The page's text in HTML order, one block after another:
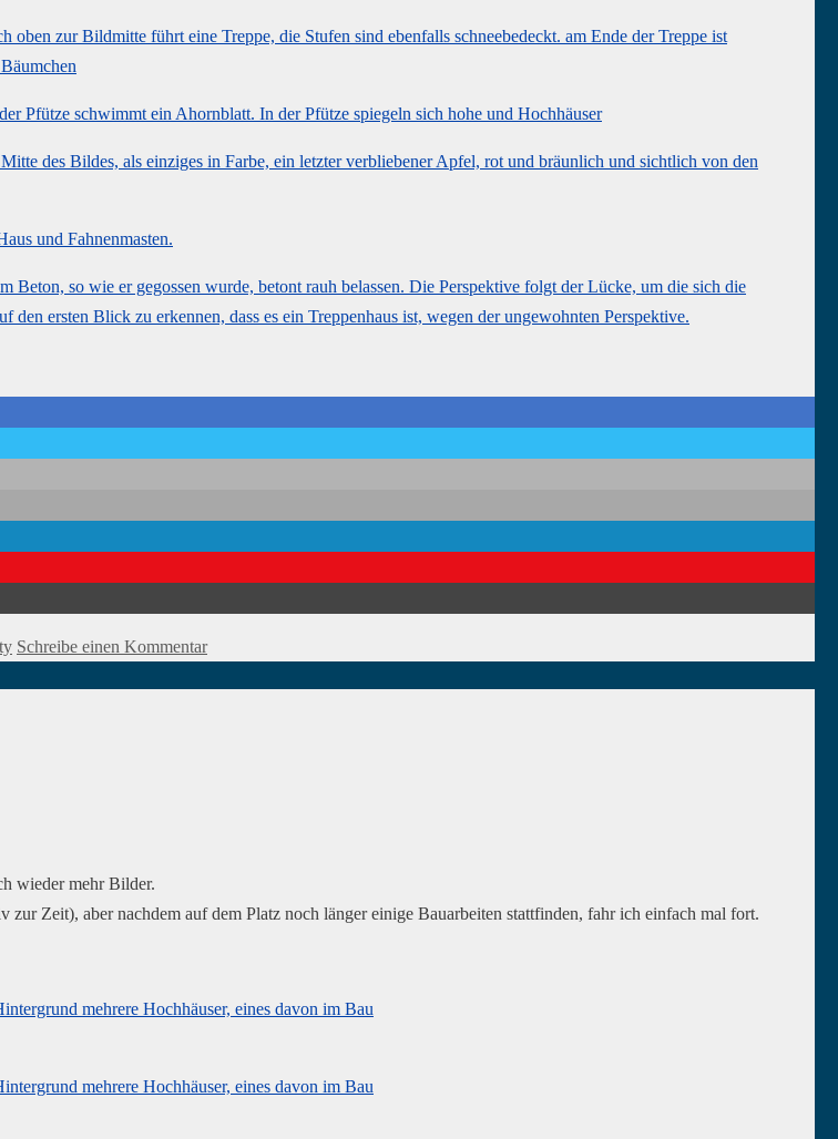
Schreibe einen Kommentar
wieder mehr Bilder.
Zeit), aber nachdem auf dem Platz noch länger einige Bauarbeiten stattfinden, fahr ich einfach mal fort.